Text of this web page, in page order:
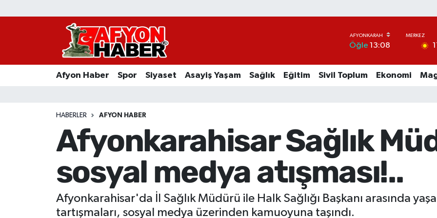
Öğle 13:08
Afyon Haber Spor Siyaset Asayiş Yaşam Sağlık Eğitim Sivil Toplum Ekonomi
HABERLER AFYON HABER
Afyonkarahisar Sağlık
sosyal medya atışması!..
Afyonkarahisar'da İl Sağlık Müdürü ile Halk Sağlığı Başkanı arasında
tartışmaları, sosyal medya üzerinden kamuoyuna taşındı.
Afyon Haber
Asayiş Yaşam
Sivil Toplum
Ekonomi